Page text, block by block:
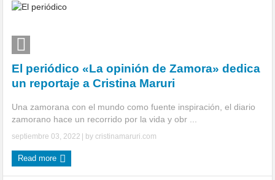
El periódico «La opinión de Zamora» dedica
un reportaje a Cristina Maruri
Una zamorana con el mundo como fuente inspiración, el diario
zamorano hace un recorrido por la vida y obr ...
septiembre 03, 2022 | bycristinamaruri.com
Read more